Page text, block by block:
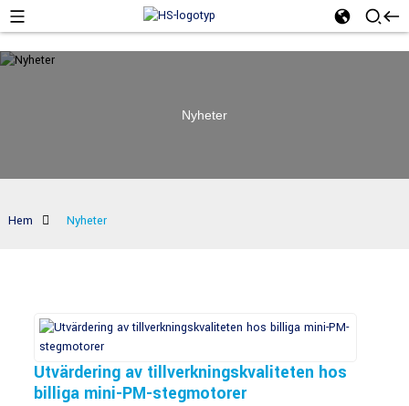
Nyheter
Hem Nyheter
Utvärdering av tillverkningskvaliteten hos
billiga mini-PM-stegmotorer